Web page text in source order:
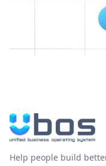
Help people build